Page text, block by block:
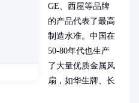
GE、西屋等品牌
的产品代表了最高
制造水准。中国在
50-80年代也生产
了大量优质金属风
扇，如华生牌、长